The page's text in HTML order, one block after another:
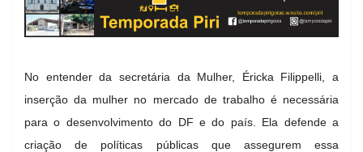
No entender da secretária da Mulher, Éricka Filippelli, a
inserção da mulher no mercado de trabalho é necessária
para o desenvolvimento do DF e do país. Ela defende a
criação de políticas públicas que assegurem essa